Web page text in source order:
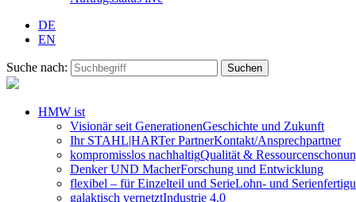
DE
EN
Suche nach:
HMW ist
Visionär seit GenerationenGeschichte und Zukunft
Ihr STAHL|HARTer PartnerKontakt/Ansprechpartner
kompromisslos nachhaltigQualität &
Denker UND MacherForschung und Entwicklung
flexibel – für Einzelteil und SerieLohn- und
galaktisch vernetztIndustrie 4.0